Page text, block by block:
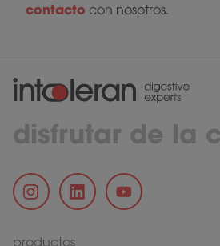
contacto con nosotros.
disfrutar de la
productos